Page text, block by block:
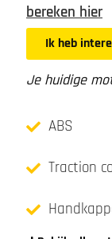
bereken hier
Ik heb
Je huidige
ABS
Traction